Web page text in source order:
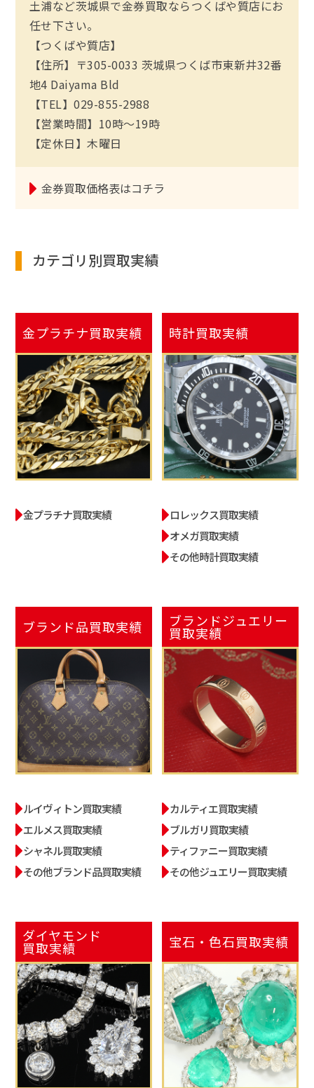
土浦など茨城県で金券買取ならつくばや質店にお
任せ下さい。
【つくばや質店】
【住所】〒305-0033 茨城県つくば市東新井32番
地4 Daiyama Bld
【TEL】029-855-2988
【営業時間】10時～19時
【定休日】木曜日
金券買取価格表はコチラ
カテゴリ別買取実績
金プラチナ買取実績
金プラチナ買取実績
時計買取実績
ロレックス買取実績
オメガ買取実績
その他時計買取実績
ブランド品買取実績
ルイヴィトン買取実績
エルメス買取実績
シャネル買取実績
その他ブランド品買取実績
ブランドジュエリー
買取実績
カルティエ買取実績
ブルガリ買取実績
ティファニー買取実績
その他ジュエリー買取実績
ダイヤモンド
買取実績 宝石・色石買取実績